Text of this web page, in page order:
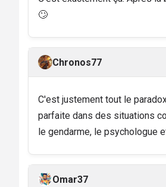
🙄
Chronos77
C'est justement tout le
parfaite dans des situations
le gendarme, le psychologue
Omar37